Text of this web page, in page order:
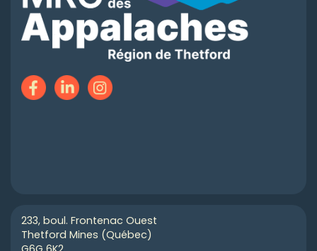
233, boul. Frontenac Ouest
Thetford Mines (Québec)